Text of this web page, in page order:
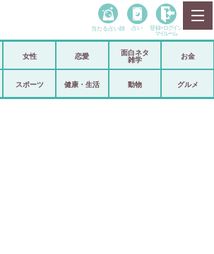
政治
当たる占い師 占い 登録• ログイン
マイルーム
女性 恋愛
面白ネタ
雑学
お金
スポーツ 健康・生活 動物 グルメ